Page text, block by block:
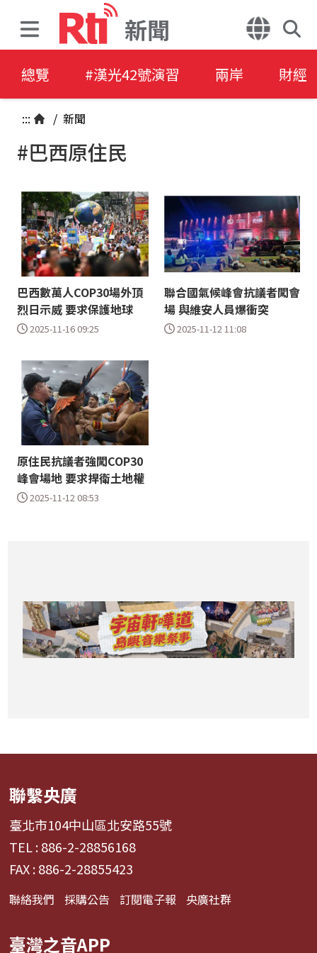
新聞
總覽 #漢光42號演習 兩岸 財經
::: / 新聞
#巴西原住民
巴西數萬人COP30場外頂
烈日示威 要求保護地球
2025-11-16 09:25
聯合國氣候峰會抗議者闖會
場 與維安人員爆衝突
2025-11-12 11:08
原住民抗議者強闖COP30
峰會場地 要求捍衛土地權
2025-11-12 08:53
聯繫央廣
臺北市104中山區北安路55號
TEL : 886-2-28856168
FAX : 886-2-28855423
聯絡我們 採購公告 訂閱電子報 央廣社群
臺灣之音APP